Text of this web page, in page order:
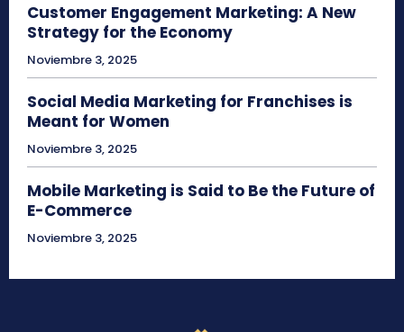
Customer Engagement Marketing: A New
Strategy for the Economy
Noviembre 3, 2025
Social Media Marketing for Franchises is
Meant for Women
Noviembre 3, 2025
Mobile Marketing is Said to Be the Future of
E-Commerce
Noviembre 3, 2025